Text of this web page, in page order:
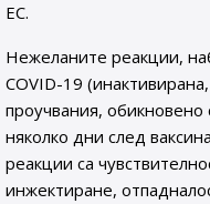
ЕС.
Нежеланите реакции,
COVID-19
проучвания, обикновено
няколко дни след
реакции са
инжектиране,